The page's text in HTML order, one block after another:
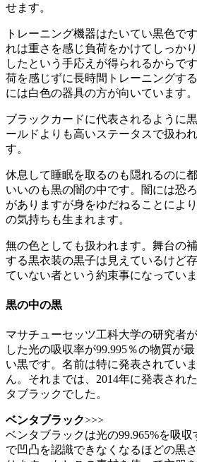
せます。
トレーニング機器はたいてい黒色で
れは重さを感じ負荷をかけてしっか
したという手応えが得られるからで
荷を感じずに長時間トレーニングす
には白色の器具の方が向いています。
ブラックカードに代表されるように
ールドよりも高いステータスで扱わ
す。
休息して睡眠を取るのも隠れるのに
いいのも黒の闇の中です。闇には恐
がありますが身をゆだねることによ
の気持ちも生まれます。
無の色としても扱われます。舞台の
する黒衣装の黒子は見えているけど
ていない者という約束事になっていま
黒の中の黒
マサチューセッツ工科大学の研究者
した光の吸収率が99.995％の物質が
い黒です。名前は特に発表されてい
ん。それまでは、2014年に発表され
タブラックでした。
ベンタブラック>>>
ベンタブラックは光の99.965%を吸収
で凹凸を認識できなくなるほどの黒